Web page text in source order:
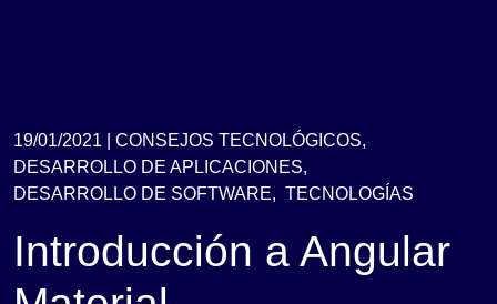
19/01/2021 | CONSEJOS TECNOLÓGICOS,
DESARROLLO DE APLICACIONES,
DESARROLLO DE SOFTWARE, TECNOLOGÍAS
Introducción a Angular